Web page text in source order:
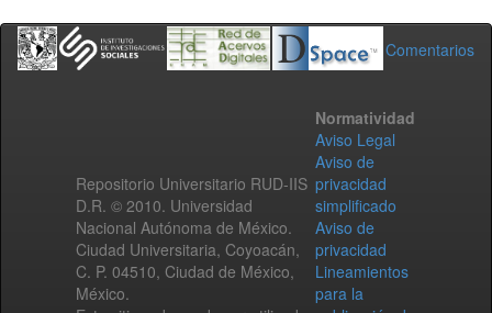
Comentarios
Repositorio Universitario RUD-IIS
D.R. © 2010. Universidad
Nacional Autónoma de México.
Ciudad Universitaria, Coyoacán,
C. P. 04510, Ciudad de México,
México.
Normatividad
Aviso Legal
Aviso de
privacidad
simplificado
Aviso de
privacidad
Lineamientos
para la